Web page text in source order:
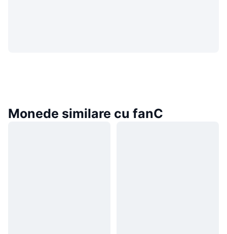
Monede similare cu fanC